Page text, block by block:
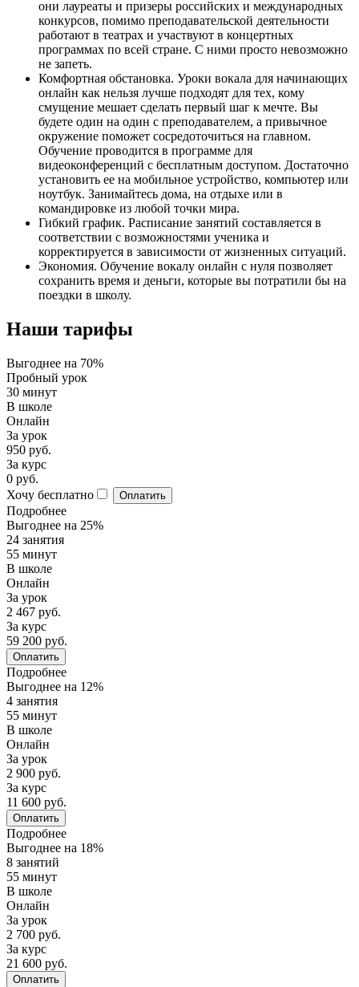
они лауреаты и призеры российских и международных
конкурсов, помимо преподавательской деятельности
работают в театрах и участвуют в концертных
программах по всей стране. С ними просто невозможно
не запеть.
Комфортная обстановка. Уроки вокала для начинающих
онлайн как нельзя лучше подходят для тех, кому
смущение мешает сделать первый шаг к мечте. Вы
будете один на один с преподавателем, а привычное
окружение поможет сосредоточиться на главном.
Обучение проводится в программе для
видеоконференций с бесплатным доступом. Достаточно
установить ее на мобильное устройство, компьютер или
ноутбук. Занимайтесь дома, на отдыхе или в
командировке из любой точки мира.
Гибкий график. Расписание занятий составляется в
соответствии с возможностями ученика и
корректируется в зависимости от жизненных ситуаций.
Экономия. Обучение вокалу онлайн с нуля позволяет
сохранить время и деньги, которые вы потратили бы на
поездки в школу.
Наши тарифы
Выгоднее на 70%
Пробный урок
30 минут
В школе
Онлайн
За урок
950 руб.
За курс
0 руб.
Хочу бесплатно
Оплатить
Подробнее
Выгоднее на 25%
24 занятия
55 минут
В школе
Онлайн
За урок
2 467 руб.
За курс
59 200 руб.
Оплатить
Подробнее
Выгоднее на 12%
4 занятия
55 минут
В школе
Онлайн
За урок
2 900 руб.
За курс
11 600 руб.
Оплатить
Подробнее
Выгоднее на 18%
8 занятий
55 минут
В школе
Онлайн
За урок
2 700 руб.
За курс
21 600 руб.
Оплатить